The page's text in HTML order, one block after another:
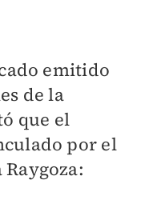
emitido
de la
que el
por el